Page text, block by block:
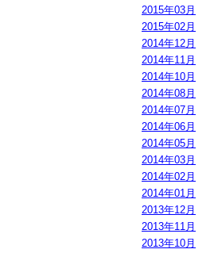
2015年03月
2015年02月
2014年12月
2014年11月
2014年10月
2014年08月
2014年07月
2014年06月
2014年05月
2014年03月
2014年02月
2014年01月
2013年12月
2013年11月
2013年10月